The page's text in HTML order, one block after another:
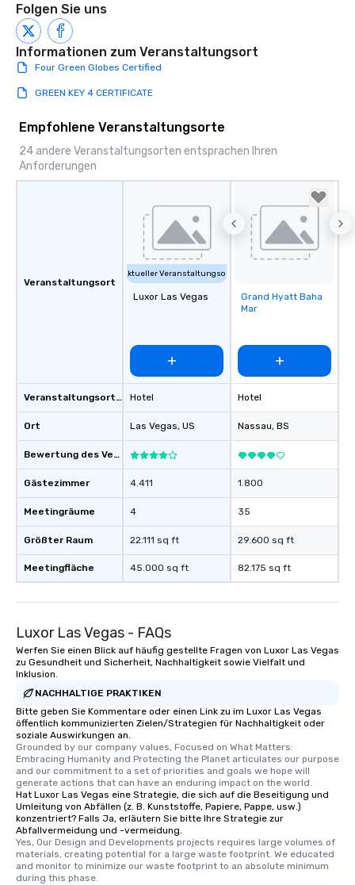
Folgen Sie uns
Informationen zum Veranstaltungsort
Four Green Globes Certified
GREEN KEY 4 CERTIFICATE
Empfohlene Veranstaltungsorte
24 andere Veranstaltungsorten entsprachen Ihren
Anforderungen
Veranstaltungsort
Veranstaltungsortstyp
Ort
Bewertung des Veranstaltungsortes
Gästezimmer
Meetingräume
Größter Raum
Meetingfläche
Aktueller Veranstaltungsort
Luxor Las Vegas
Hotel
Las Vegas, US
4.411
4
22.111 sq ft
45.000 sq ft
Removed from
favorites
Grand Hyatt Baha
Mar
Hotel
Nassau, BS
1.800
35
29.600 sq ft
82.175 sq ft
Luxor Las Vegas - FAQs
Werfen Sie einen Blick auf häufig gestellte Fragen von Luxor Las Vegas
zu Gesundheit und Sicherheit, Nachhaltigkeit sowie Vielfalt und
Inklusion.
NACHHALTIGE PRAKTIKEN
Bitte geben Sie Kommentare oder einen Link zu im Luxor Las Vegas
öffentlich kommunizierten Zielen/Strategien für Nachhaltigkeit oder
soziale Auswirkungen an.
Grounded by our company values, Focused on What Matters:
Embracing Humanity and Protecting the Planet articulates our purpose
and our commitment to a set of priorities and goals we hope will
generate actions that can have an enduring impact on the world.
Hat Luxor Las Vegas eine Strategie, die sich auf die Beseitigung und
Umleitung von Abfällen (z. B. Kunststoffe, Papiere, Pappe, usw.)
konzentriert? Falls Ja, erläutern Sie bitte Ihre Strategie zur
Abfallvermeidung und -vermeidung.
Yes, Our Design and Developments projects requires large volumes of
materials, creating potential for a large waste footprint. We educated
and monitor to minimize our waste footprint to an absolute minimum
during this phase.